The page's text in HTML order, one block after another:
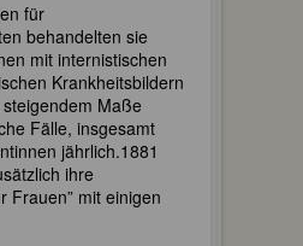
für
behandelten sie
mit internistischen
Krankheitsbildern
Maße
Fälle, insgesamt
jährlich.1881
ihre
Frauen” mit einigen